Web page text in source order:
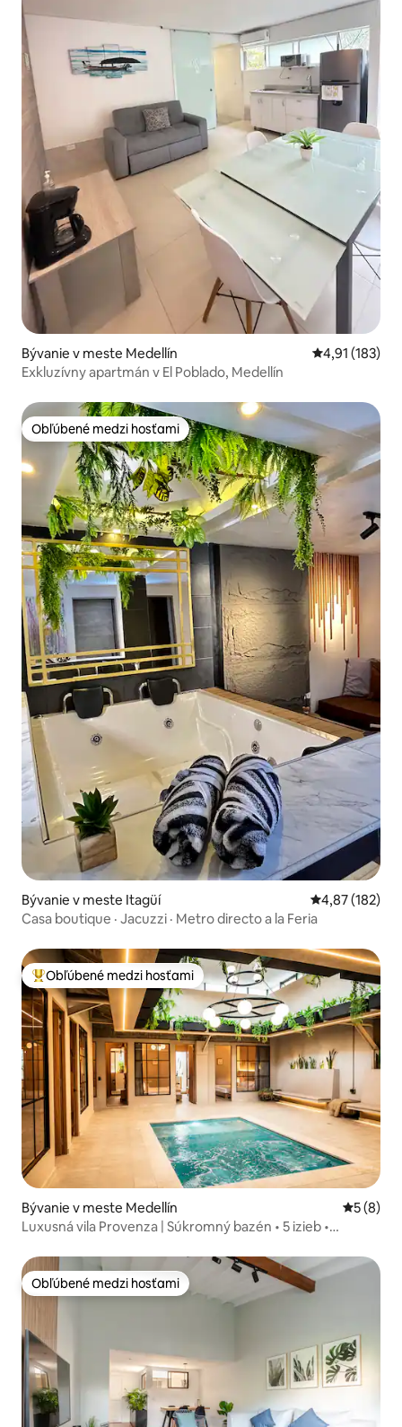
Bývanie v meste Medellín Priemerné
4,91 (183)
Exkluzívny apartmán v El Poblado, Medellín
Obľúbené medzi hosťami
Obľúbené medzi hosťami
Bývanie v meste Itagüí Priemerné
4,87 (182)
Casa boutique · Jacuzzi · Metro directo a la Feria
Najobľúbenejšie medzi hosťami
Obľúbené medzi hosťami
Bývanie v meste Medellín
5 (8)
Luxusná vila Provenza | Súkromný bazén • 5 izieb •
Obľúbené medzi hosťami
Obľúbené medzi hosťami